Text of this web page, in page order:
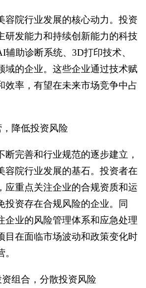
容院行业发展的核心动力。投资
研发能力和持续创新能力的科技
辅助诊断系统、3D打印技术、
域的企业。这些企业通过技术赋
效率，有望在未来市场竞争中占
降低投资风险
断完善和行业规范的逐步建立，
容院行业发展的基石。投资者在
应重点关注企业的合规资质和运
投资存在合规风险的企业。同
企业的风险管理体系和应急处理
目在面临市场波动和政策变化时
组合，分散投资风险